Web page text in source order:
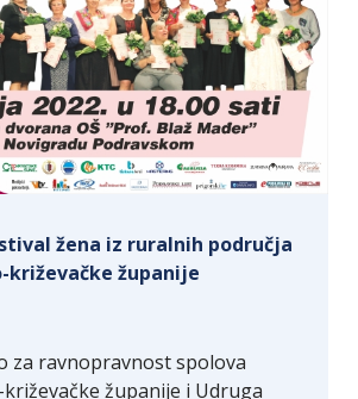
žena iz ruralnih područja
križevačke županije
za ravnopravnost spolova
županije i Udruga